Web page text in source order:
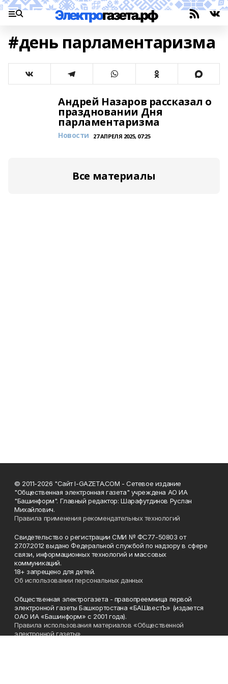
#день парламентаризма
Андрей Назаров рассказал о
праздновании Дня
парламентаризма
Новости 27 АПРЕЛЯ 2025, 07:25
Все материалы
© 2011-2026 "Сайт I-GAZETA.COM - Сетевое издание
"Общественная электронная газета" учреждена АО ИА
"Башинформ". Главный редактор: Шарафутдинов Руслан
Михайлович.
Правила применения рекомендательных технологий
Свидетельство о регистрации СМИ № ФС77-50803 от
27.07.2012 выдано Федеральной службой по надзору в сфере
связи, информационных технологий и массовых
коммуникаций.
18+ запрещено для детей.
Об использовании персональных данных
Общественная электрогазета - правопреемница первой
электронной газеты Башкортостана «БАШвестЪ» (издается
ОАО ИА «Башинформ» с 2001 года).
Правила использования материалов «Общественной
электронной газеты»